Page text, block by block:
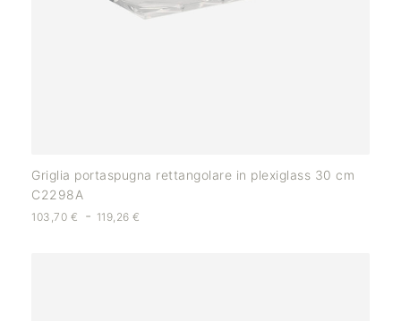
Griglia portaspugna rettangolare in plexiglass 30 cm
C2298A
103,70 € - 119,26€